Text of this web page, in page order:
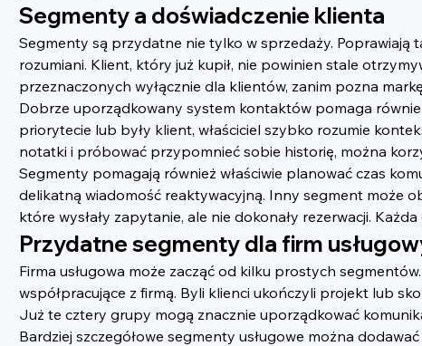
Segmenty a doświadczenie klienta
Segmenty są przydatne nie tylko w sprzedaży. Poprawiają
rozumiani. Klient, który już kupił, nie powinien stale
przeznaczonych wyłącznie dla klientów, zanim pozna
Dobrze uporządkowany system kontaktów pomaga
priorytecie lub były klient, właściciel szybko rozumie
notatki i próbować przypomnieć sobie historię, można
Segmenty pomagają również właściwie planować czas
delikatną wiadomość reaktywacyjną. Inny segment może
które wysłały zapytanie, ale nie dokonały rezerwacji.
Przydatne segmenty dla firm
Firma usługowa może zacząć od kilku prostych
współpracujące z firmą. Byli klienci ukończyli projekt lub
Już te cztery grupy mogą znacznie uporządkować
Bardziej szczegółowe segmenty usługowe można